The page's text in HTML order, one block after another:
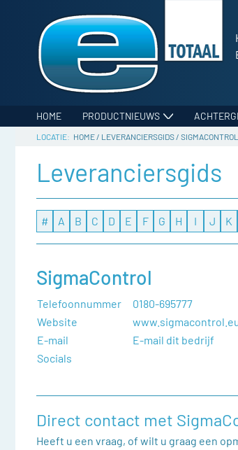
HOME PRODUCTNIEUWS
HOME/ LEVERANCIERSGIDS/ SIGMACONTROL
Leveranciersgids
# A B C D E F G H I J K
SigmaControl
Telefoonnummer
0180-695777
Website
E-mail
E-mail dit bedrijf
Socials
Direct contact met
Heeft u een vraag, of wilt u graag een